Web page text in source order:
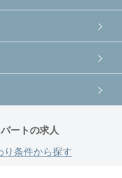
ートの求人
り条件から探す